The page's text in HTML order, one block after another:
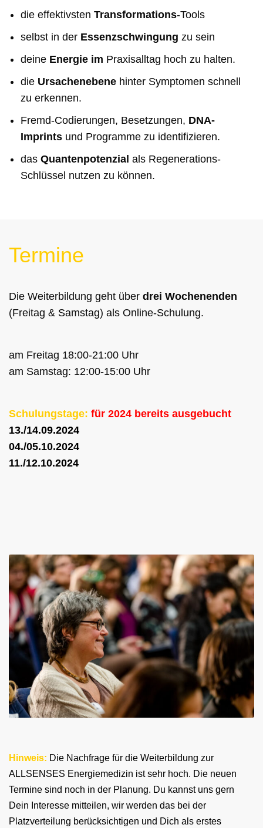
die effektivsten Transformations-Tools
selbst in der Essenzschwingung zu sein
deine Energie im Praxisalltag hoch zu halten.
die Ursachenebene hinter Symptomen schnell
zu erkennen.
Fremd-Codierungen, Besetzungen, DNA-
Imprints und Programme zu identifizieren.
das Quantenpotenzial als Regenerations-
Schlüssel nutzen zu können.
Termine
Die Weiterbildung geht über drei Wochenenden
(Freitag & Samstag) als Online-Schulung.
am Freitag 18:00-21:00 Uhr
am Samstag: 12:00-15:00 Uhr
Schulungstage: für 2024 bereits ausgebucht
13./14.09.2024
04./05.10.2024
11./12.10.2024
Hinweis: Die Nachfrage für die Weiterbildung zur
ALLSENSES Energiemedizin ist sehr hoch. Die neuen
Termine sind noch in der Planung. Du kannst uns gern
Dein Interesse mitteilen, wir werden das bei der
Platzverteilung berücksichtigen und Dich als erstes